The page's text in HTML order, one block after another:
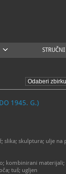
1945. G.)
slika; skulptura; ulje na
kombinirani
tuš; ugljen